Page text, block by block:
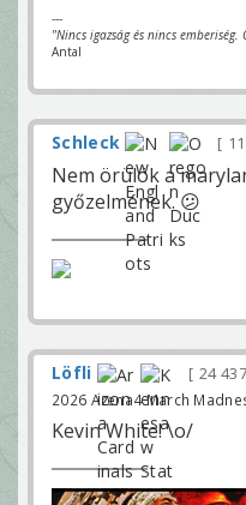
---
"Nincs igazság és nincs
Antal
Schleck
Nem örülök a
győzelmének. 😕
Löfli 24 437
2026 Arena4 March
Kevin White! \o/